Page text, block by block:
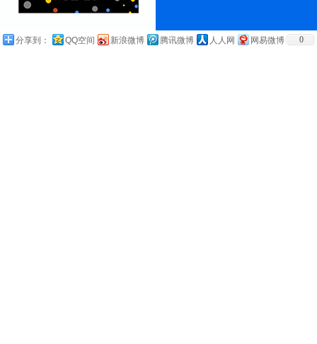
分享到： QQ空间 新浪微博 腾讯微博 人人网 网易微博 0